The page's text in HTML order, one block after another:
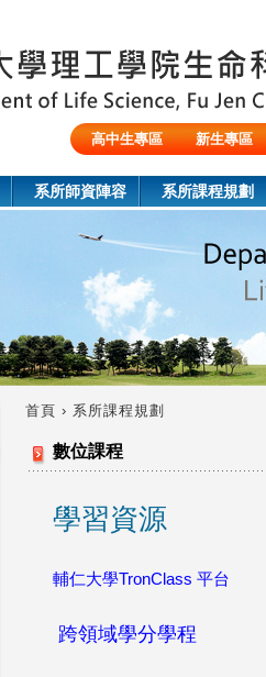
高中生專區 新生專區
系所師資陣容 系所課程規劃
您
首頁 › 系所課程規劃
數位課程
學習資源
輔仁大學TronClass 平台
跨領域學分學程